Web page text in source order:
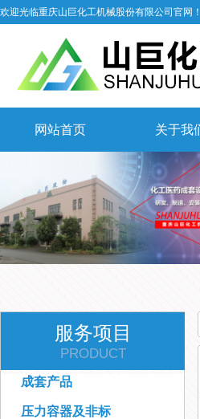
欢迎光临重庆山巨化工机械股份有限公司官网！
网站首页 关于我
服务项目
PRODUCT
成套产品
压力容器及非标